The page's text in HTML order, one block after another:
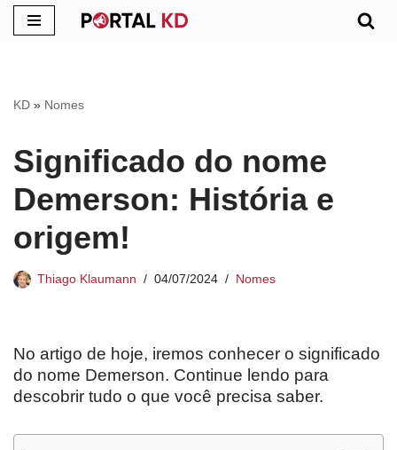
conteúdo
KD » Nomes
Significado do nome
Demerson: História e
origem!
Thiago Klaumann 04/07/2024 Nomes
No artigo de hoje, iremos conhecer o significado
do nome Demerson. Continue lendo para
descobrir tudo o que você precisa saber.